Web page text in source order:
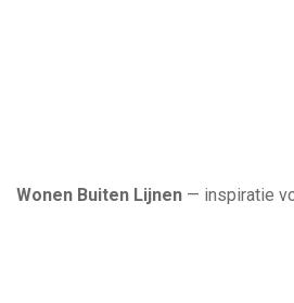
Wonen Buiten Lijnen — inspiratie